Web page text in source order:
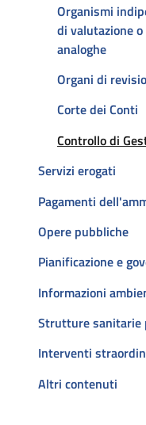
Organismi
di valutazione
analoghe
Organi di
Corte dei Conti
Controllo di
Servizi erogati
Pagamenti
Opere pubbliche
Pianificazione e
Informazioni
Strutture sanitarie
Interventi
Altri contenuti